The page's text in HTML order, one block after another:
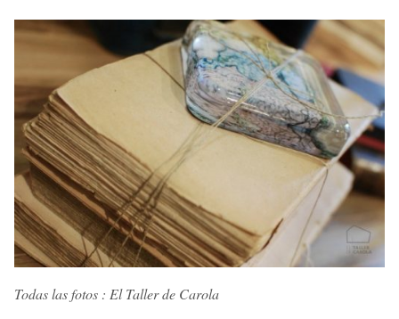
Todas las fotos : El Taller de Carola